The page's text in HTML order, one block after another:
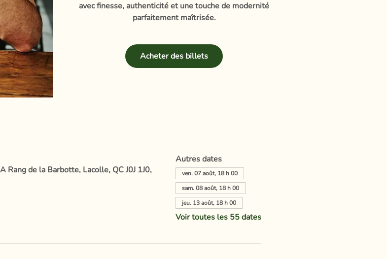
avec finesse, authenticité et une touche de modernité
parfaitement maîtrisée.
Acheter des billets
de la Barbotte, Lacolle, QC J0J 1J0,
Autres dates
ven. 07 août, 18 h 00
sam. 08 août, 18 h 00
jeu. 13 août, 18 h 00
Voir toutes les 55 dates